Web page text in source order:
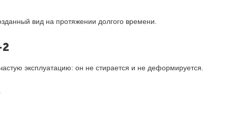
вид на протяжении долгого времени.
эксплуатацию: он не стирается и не деформируется.